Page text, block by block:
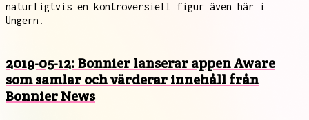
naturligtvis en kontroversiell figur även här i
Ungern.
2019-05-12: Bonnier lanserar appen Aware
som samlar och värderar innehåll från
Bonnier News